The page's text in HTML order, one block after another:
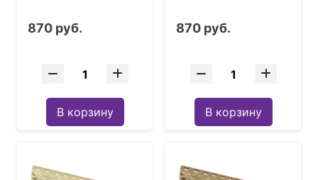
870 руб.
В корзину
870 руб.
В корзину